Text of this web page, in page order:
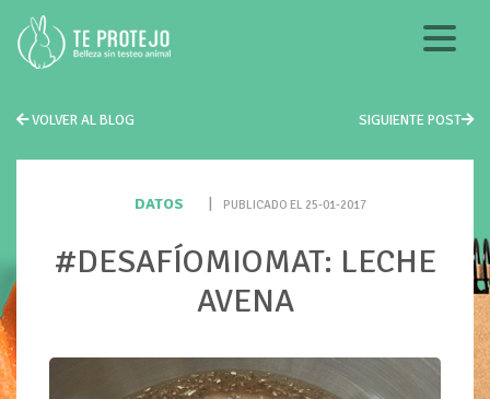
VOLVER AL BLOG SIGUIENTE POST
DATOS PUBLICADO EL 25-01-2017
#DESAFÍOMIOMAT: LECHE
AVENA